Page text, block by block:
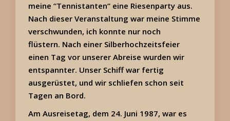
meine “Tennistanten“ eine Riesenparty aus.
Nach dieser Veranstaltung war meine Stimme
verschwunden, ich konnte nur noch
flüstern. Nach einer Silberhochzeitsfeier
einen Tag vor unserer Abreise wurden wir
entspannter. Unser Schiff war fertig
ausgerüstet, und wir schliefen schon seit
Tagen an Bord.
Am Ausreisetag, dem 24. Juni 1987, war es